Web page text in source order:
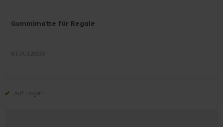
Gummimatte für Regale
BIGU120033
Auf Lager